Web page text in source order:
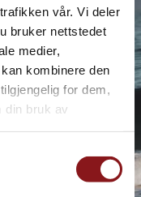
vår. Vi deler
bruker nettstedet
medier,
kombinere den
for dem,
din bruk av